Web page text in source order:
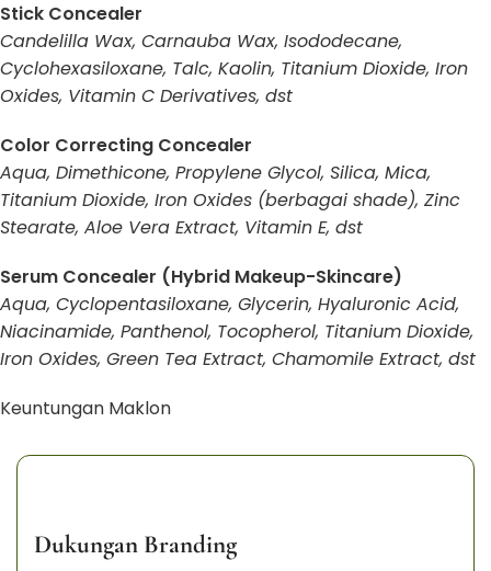
Stick Concealer
Candelilla Wax, Carnauba Wax, Isododecane,
Cyclohexasiloxane, Talc, Kaolin, Titanium Dioxide, Iron
Oxides, Vitamin C Derivatives, dst
Color Correcting Concealer
Aqua, Dimethicone, Propylene Glycol, Silica, Mica,
Titanium Dioxide, Iron Oxides (berbagai shade), Zinc
Stearate, Aloe Vera Extract, Vitamin E, dst
Serum Concealer (Hybrid Makeup-Skincare)
Aqua, Cyclopentasiloxane, Glycerin, Hyaluronic Acid,
Niacinamide, Panthenol, Tocopherol, Titanium Dioxide,
Iron Oxides, Green Tea Extract, Chamomile Extract, dst
Keuntungan Maklon
Dukungan Branding